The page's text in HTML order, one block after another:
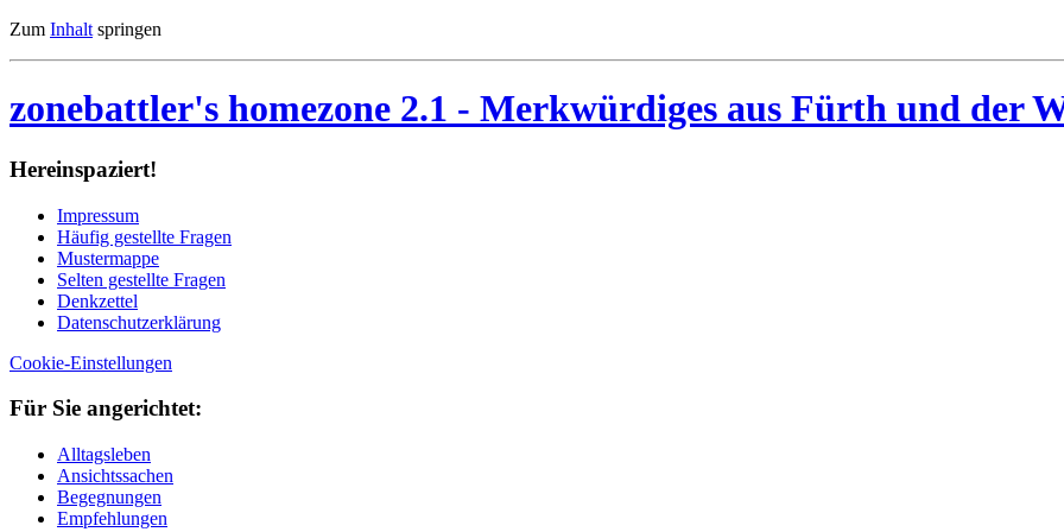
Zum Inhalt springen
zonebattler's homezone 2.1 - Merkwürdiges aus Fürth und der
Her­ein­spa­ziert!
Im­pres­sum
Häu­fig ge­stell­te Fra­gen
Mu­ster­map­pe
Sel­ten ge­stell­te Fra­gen
Denk­zet­tel
Da­ten­schutz­er­klä­rung
Cookie-Einstellungen
Für Sie an­ge­rich­tet:
Alltagsleben
Ansichtssachen
Begegnungen
Empfehlungen